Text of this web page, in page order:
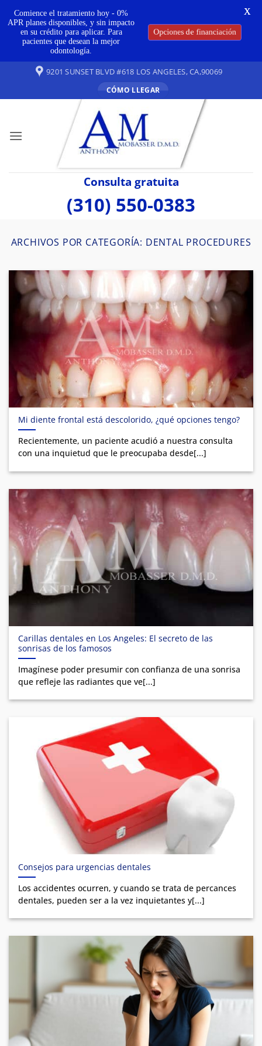
contenido
9201 SUNSET BLVD #618 LOS ANGELES, CA,90069
CÓMO LLEGAR
Consulta gratuita
(310) 550-0383
ARCHIVOS POR CATEGORÍA: DENTAL PROCEDURES
Mi diente frontal está descolorido, ¿qué opciones tengo?
Recientemente, un paciente acudió a nuestra consulta
con una inquietud que le preocupaba desde[...]
Carillas dentales en Los Angeles: El secreto de las
sonrisas de los famosos
Imagínese poder presumir con confianza de una sonrisa
que refleje las radiantes que ve[...]
Consejos para urgencias dentales
Los accidentes ocurren, y cuando se trata de percances
dentales, pueden ser a la vez inquietantes y[...]
Comience el tratamiento hoy - 0%
APR planes disponibles, y sin impacto
en su crédito para aplicar. Para
pacientes que desean la mejor
odontología.
Opciones de financiación
X